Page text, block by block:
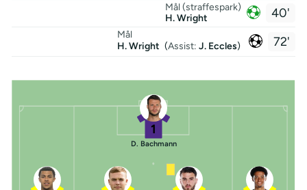
40'
Mål (straffespark)
H. Wright
72'
Mål
H. Wright (Assist: J. Eccles)
1
D. Bachmann